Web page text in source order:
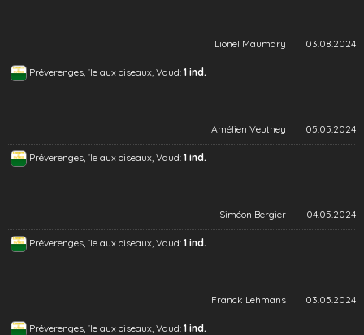
Lionel Maumary 03.08.2024
Préverenges, île aux oiseaux, Vaud: 1 ind.
Amélien Veuthey 05.05.2024
Préverenges, île aux oiseaux, Vaud: 1 ind.
Siméon Bergier 04.05.2024
Préverenges, île aux oiseaux, Vaud: 1 ind.
Franck Lehmans 03.05.2024
Préverenges, île aux oiseaux, Vaud: 1 ind.